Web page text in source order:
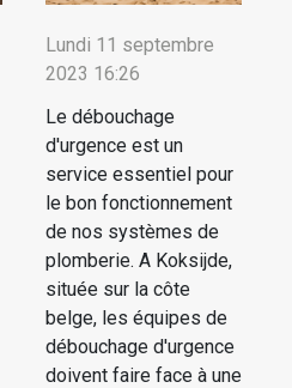
Lundi 11 septembre
2023 16:26
Le débouchage
d'urgence est un
service essentiel pour
le bon fonctionnement
de nos systèmes de
plomberie. A Koksijde,
située sur la côte
belge, les équipes de
débouchage d'urgence
doivent faire face à une